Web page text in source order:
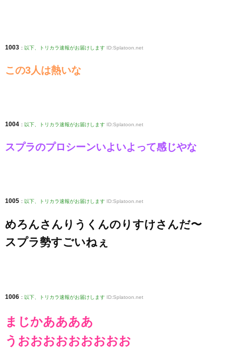
1003 : 以下、トリカラ速報がお届けします ID:Splatoon.net
この3人は熱いな
1004 : 以下、トリカラ速報がお届けします ID:Splatoon.net
スプラのプロシーンいよいよって感じやな
1005 : 以下、トリカラ速報がお届けします ID:Splatoon.net
めろんさんりうくんのりすけさんだ〜
スプラ勢すごいねぇ
1006 : 以下、トリカラ速報がお届けします ID:Splatoon.net
まじかああああ
うおおおおおおおおお